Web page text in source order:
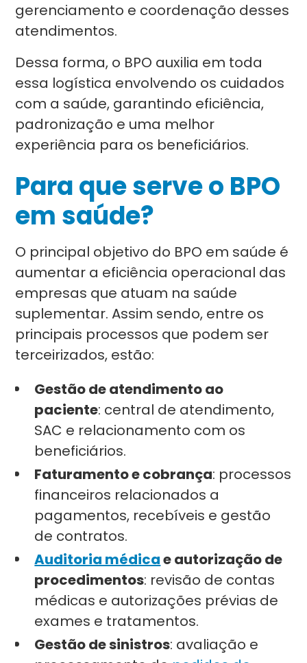
gerenciamento e coordenação desses
atendimentos.
Dessa forma, o BPO auxilia em toda
essa logística envolvendo os cuidados
com a saúde, garantindo eficiência,
padronização e uma melhor
experiência para os beneficiários.
Para que serve o BPO
em saúde?
O principal objetivo do BPO em saúde é
aumentar a eficiência operacional das
empresas que atuam na saúde
suplementar. Assim sendo, entre os
principais processos que podem ser
terceirizados, estão:
Gestão de atendimento ao
paciente: central de atendimento,
SAC e relacionamento com os
beneficiários.
Faturamento e cobrança: processos
financeiros relacionados a
pagamentos, recebíveis e gestão
de contratos.
Auditoria médicae autorização de
procedimentos: revisão de contas
médicas e autorizações prévias de
exames e tratamentos.
Gestão de sinistros: avaliação e